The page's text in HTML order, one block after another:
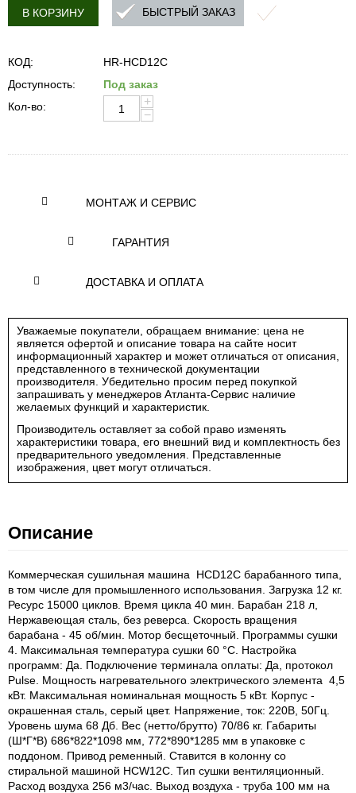
В КОРЗИНУ БЫСТРЫЙ ЗАКАЗ
КОД:
HR-HCD12C
Доступность:
Под заказ
Кол-во:
+
−
МОНТАЖ И СЕРВИС
ГАРАНТИЯ
ДОСТАВКА И ОПЛАТА
Уважаемые покупатели, обращаем внимание: цена не
является офертой и описание товара на сайте носит
информационный характер и может отличаться от описания,
представленного в технической документации
производителя. Убедительно просим перед покупкой
запрашивать у менеджеров Атланта-Сервис наличие
желаемых функций и характеристик.
Производитель оставляет за собой право изменять
характеристики товара, его внешний вид и комплектность без
предварительного уведомления. Представленные
изображения, цвет могут отличаться.
Описание
Коммерческая сушильная машина HCD12C барабанного типа,
в том числе для промышленного использования. Загрузка 12 кг.
Ресурс 15000 циклов. Время цикла 40 мин. Барабан 218 л,
Нержавеющая сталь, без реверса. Скорость вращения
барабана - 45 об/мин. Мотор бесщеточный. Программы сушки
4. Максимальная температура сушки 60 °С. Настройка
программ: Да. Подключение терминала оплаты: Да, протокол
Pulse. Мощность нагревательного электрического элемента 4,5
кВт. Максимальная номинальная мощность 5 кВт. Корпус -
окрашенная сталь, серый цвет. Напряжение, ток: 220В, 50Гц.
Уровень шума 68 Дб. Вес (нетто/брутто) 70/86 кг. Габариты
(Ш*Г*В) 686*822*1098 мм, 772*890*1285 мм в упаковке с
поддоном. Привод ременный. Ставится в колонну со
стиральной машиной HCW12C. Тип сушки вентиляционный.
Расход воздуха 256 м3/час. Выход воздуха - труба 100 мм на